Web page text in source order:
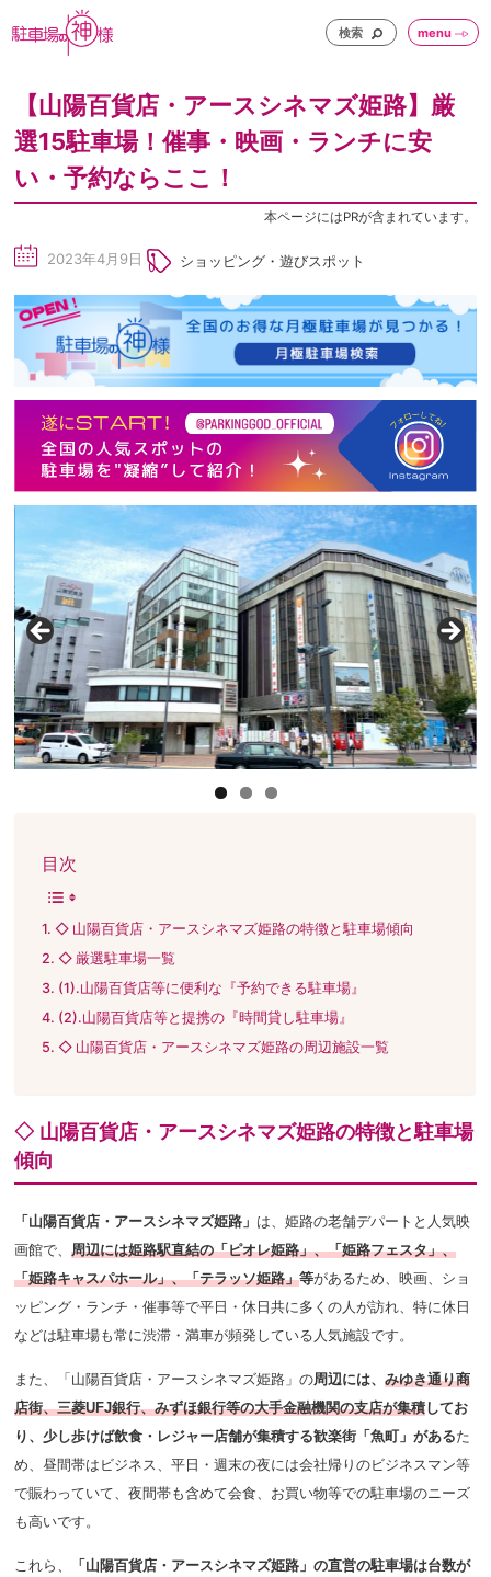
検索 menu
【山陽百貨店・アースシネマズ姫路】厳
選15駐車場！催事・映画・ランチに安
い・予約ならここ！
本ページにはPRが含まれています。
he
du
le
2023年4月9日 ショッピング・遊びスポット
目次
◇ 山陽百貨店・アースシネマズ姫路の特徴と駐車場傾向
◇ 厳選駐車場一覧
(1).山陽百貨店等に便利な『予約できる駐車場』
(2).山陽百貨店等と提携の『時間貸し駐車場』
◇ 山陽百貨店・アースシネマズ姫路の周辺施設一覧
◇ 山陽百貨店・アースシネマズ姫路の特徴と駐車場
傾向
「山陽百貨店・アースシネマズ姫路」 は、姫路の老舗デパートと人気映
画館で、周辺には姫路駅直結の「ピオレ姫路」、「姫路フェスタ」、
「姫路キャスパホール」、「テラッソ姫路」等があるため 、映画、ショ
ッピング・ランチ・催事等で平日・休日共に多くの人が訪れ、特に休日
などは駐車場も常に渋滞・満車が頻発している人気施設です。
また、「山陽百貨店・アースシネマズ姫路」の周辺には、みゆき通り商
店街、三菱UFJ銀行、みずほ銀行等の大手金融機関の支店が集積 してお
り、少し歩けば飲食・レジャー店舗が集積する歓楽街「魚町」があるた
め、昼間帯はビジネス、平日・週末の夜には会社帰りのビジネスマン等
で賑わっていて、夜間帯も含めて会食、お買い物等での駐車場のニーズ
も高いです。
これら、
「山陽百貨店・アースシネマズ姫路」の直営の駐車場は台数が